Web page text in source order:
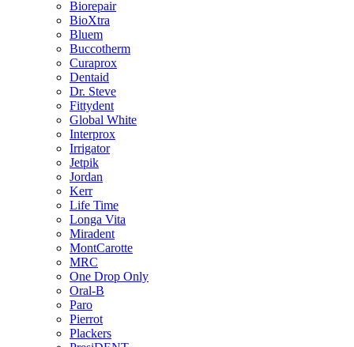
Biorepair
BioXtra
Bluem
Buccotherm
Curaprox
Dentaid
Dr. Steve
Fittydent
Global White
Interprox
Irrigator
Jetpik
Jordan
Kerr
Life Time
Longa Vita
Miradent
MontCarotte
MRC
One Drop Only
Oral-B
Paro
Pierrot
Plackers